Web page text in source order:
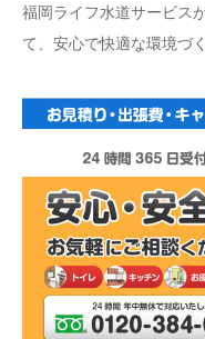
福岡ライフ水道サービス
て、安心で快適な環境づ